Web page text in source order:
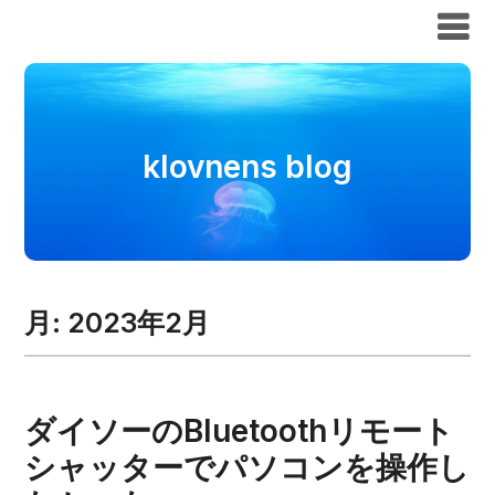
klovnens blog
月: 2023年2月
ダイソーのBluetoothリモート
シャッターでパソコンを操作し